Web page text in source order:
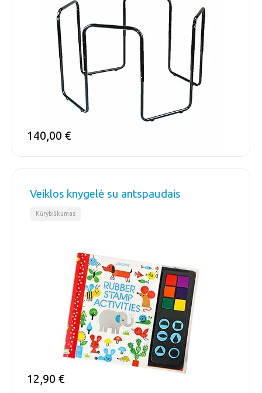
140,00 €
Veiklos knygelė su antspaudais
Kūrybiškumas
12,90 €